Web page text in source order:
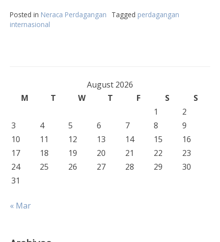
Posted in Neraca Perdagangan Tagged perdagangan
internasional
August 2026
M
T W T F S
S
1
2
3
4 5 6 7 8
9
10
11 12 13 14 15
16
17
18 19 20 21 22
23
24
25 26 27 28 29
30
31
« Mar